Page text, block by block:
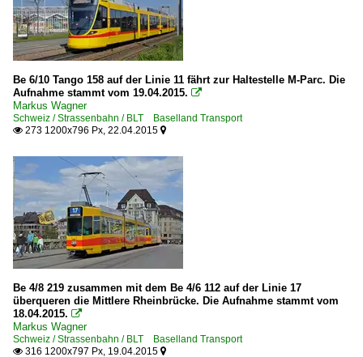
Be 6/10 Tango 158 auf der Linie 11 fährt zur Haltestelle M-Parc. Die
Aufnahme stammt vom 19.04.2015. 
Markus Wagner
Schweiz / Strassenbahn / BLT Baselland Transport
 273 1200x796 Px, 22.04.2015 
Be 4/8 219 zusammen mit dem Be 4/6 112 auf der Linie 17
überqueren die Mittlere Rheinbrücke. Die Aufnahme stammt vom
18.04.2015. 
Markus Wagner
Schweiz / Strassenbahn / BLT Baselland Transport
 316 1200x797 Px, 19.04.2015 